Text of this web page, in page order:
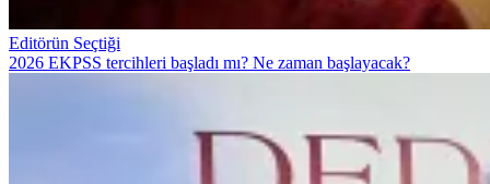
Editörün Seçtiği
2026 EKPSS tercihleri başladı mı? Ne zaman başlayacak?